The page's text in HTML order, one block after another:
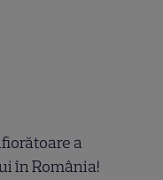
a
în România!